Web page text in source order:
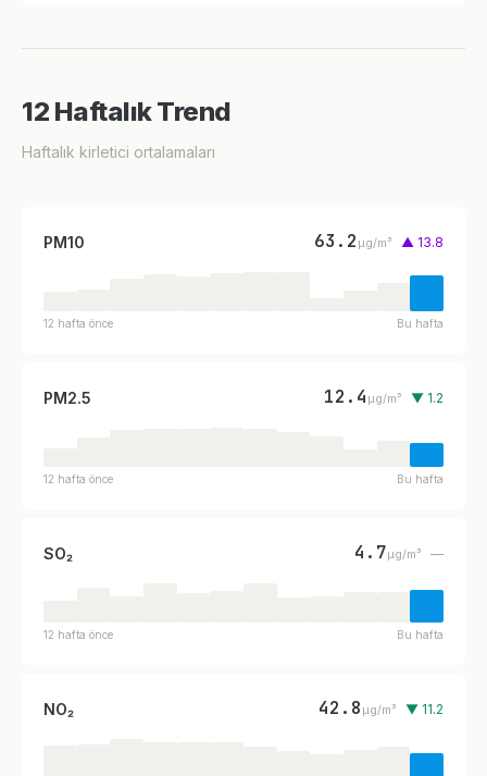
12 Haftalık Trend
Haftalık kirletici ortalamaları
PM10 63.2 µg/m³ ▲ 13.8
12 hafta önce Bu hafta
PM2.5 12.4 µg/m³ ▼ 1.2
12 hafta önce Bu hafta
SO₂ 4.7µg/m³ —
12 hafta önce Bu hafta
NO₂ 42.8 µg/m³ ▼ 11.2